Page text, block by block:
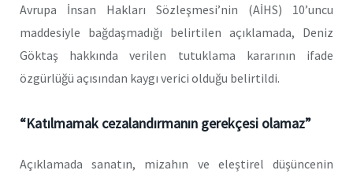
Avrupa İnsan Hakları Sözleşmesi’nin (AİHS) 10’uncu
maddesiyle bağdaşmadığı belirtilen açıklamada, Deniz
Göktaş hakkında verilen tutuklama kararının ifade
özgürlüğü açısından kaygı verici olduğu belirtildi.
“Katılmamak cezalandırmanın gerekçesi olamaz”
Açıklamada sanatın, mizahın ve eleştirel düşüncenin